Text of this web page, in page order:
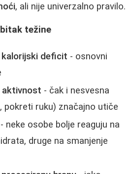
, ali nije univerzalno pravilo.
težine
kalorijski deficit - osnovni
aktivnost - čak i nesvesna
pokreti ruku) značajno utiče
- neke osobe bolje reaguju na
druge na smanjenje